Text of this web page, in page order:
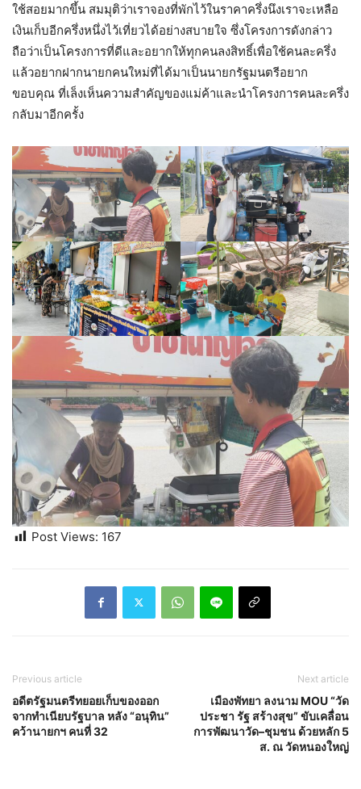
ใช้สอยมากขึ้น สมมุติว่าเราจองที่พักไว้ในราคาครึ่งนึงเราจะเหลือ
เงินเก็บอีกครึ่งหนึ่งไว้เที่ยวได้อย่างสบายใจ ซึ่งโครงการดังกล่าว
ถือว่าเป็นโครงการที่ดีและอยากให้ทุกคนลงสิทธิ์เพื่อใช้คนละครึ่ง
แล้วอยากฝากนายกคนใหม่ที่ได้มาเป็นนายกรัฐมนตรีอยาก
ขอบคุณ ที่เล็งเห็นความสำคัญของแม่ค้าและนำโครงการคนละครึ่ง
กลับมาอีกครั้ง
Post Views: 167
Previous article
อดีตรัฐมนตรีทยอยเก็บของออก
จากทำเนียบรัฐบาล หลัง “อนุทิน”
คว้านายกฯ คนที่ 32
Next article
เมืองพัทยา ลงนาม MOU “วัด
ประชา รัฐ สร้างสุข” ขับเคลื่อน
การพัฒนาวัด–ชุมชน ด้วยหลัก 5
ส. ณ วัดหนองใหญ่